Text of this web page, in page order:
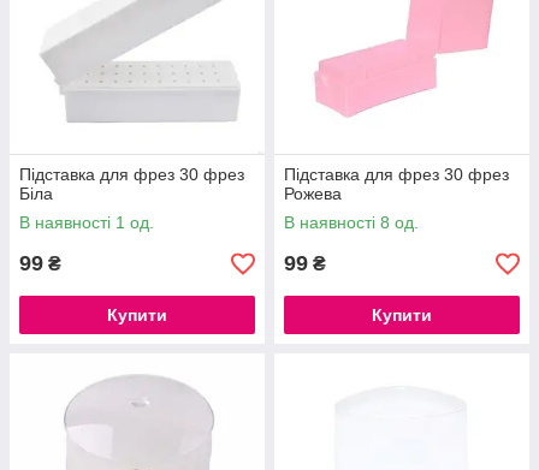
Підставка для фрез 30 фрез
Біла
В наявності 1 од.
99 ₴
Купити
Підставка для фрез 30 фрез
Рожева
В наявності 8 од.
99 ₴
Купити